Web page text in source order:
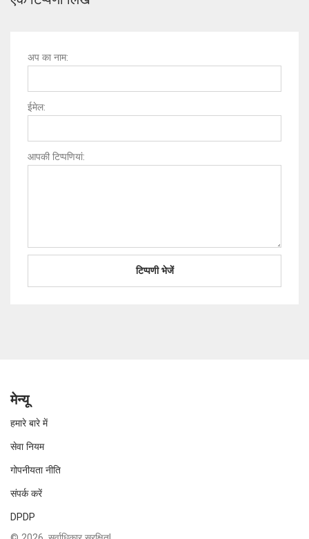
अप का नाम:
ईमेल:
आपकी टिप्पणियां:
मेन्यू
हमारे बारे में
सेवा नियम
गोपनीयता नीति
संपर्क करें
DPDP